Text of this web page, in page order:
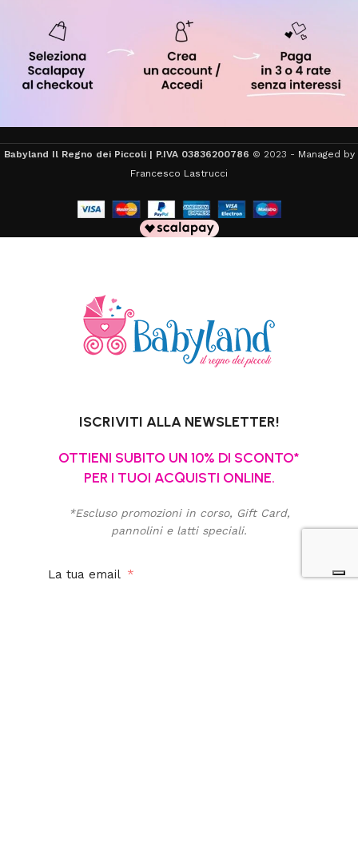
Babyland Il Regno dei Piccoli | P.IVA 03836200786 © 2023 - Managed by
Francesco Lastrucci
ISCRIVITI ALLA NEWSLETTER!
OTTIENI SUBITO UN 10% DI SCONTO*
PER I TUOI ACQUISTI ONLINE.
*Escluso promozioni in corso, Gift Card,
pannolini e latti speciali.
La tua email